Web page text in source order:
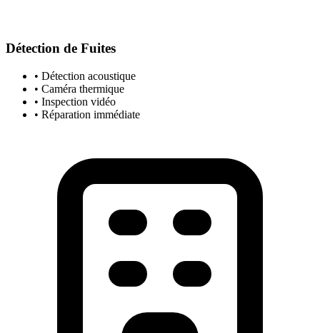
Détection de Fuites
• Détection acoustique
• Caméra thermique
• Inspection vidéo
• Réparation immédiate